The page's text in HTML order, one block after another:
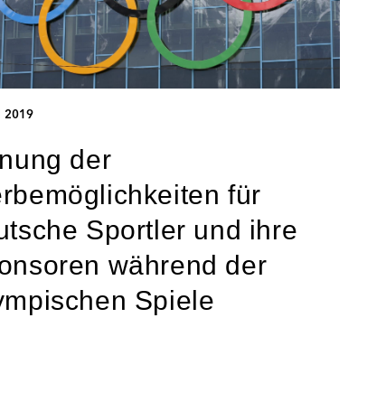
2019
der
für
Sportler und ihre
während der
Spiele